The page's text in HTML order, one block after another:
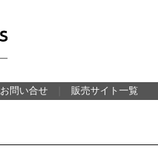
お問い合せ 販売サイト一覧